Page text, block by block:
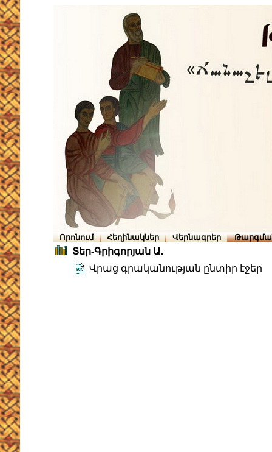
Որոնում Հեղինակներ Վերնագրեր
Տեր-Գրիգորյան Ա․
Վրաց գրականության ընտիր էջեր